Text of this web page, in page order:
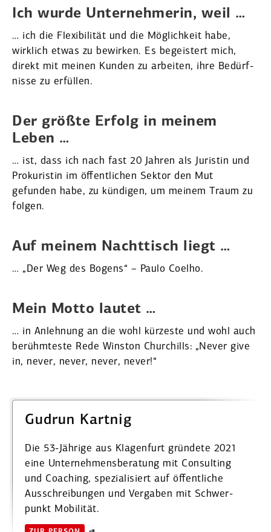
Ich wurde Unter­neh­merin, weil …
… ich die Flexi­bi­lität und die Möglichkeit habe,
wirklich etwas zu bewirken. Es begeistert mich,
direkt mit meinen Kunden zu arbeiten, ihre Bedürf­
nisse zu erfüllen.
Der größte Erfolg in meinem
Leben …
… ist, dass ich nach fast 20 Jahren als Juristin und
Proku­ristin im öffent­lichen Sektor den Mut
gefunden habe, zu kündigen, um meinem Traum zu
folgen.
Auf meinem Nacht­tisch liegt …
… „Der Weg des Bogens“ – Paulo Coelho.
Mein Motto lautet …
… in Anlehnung an die wohl kürzeste und wohl auch
berühm­teste Rede Winston Churchills: „Never give
in, never, never, never, never!“
Gudrun Kartnig
Die 53-Jährige aus Klagenfurt gründete 2021
eine Unter­neh­mens­be­ratung mit Consulting
und Coaching, spezia­li­siert auf öffent­liche
Ausschrei­bungen und Vergaben mit Schwer­
punkt Mobilität.